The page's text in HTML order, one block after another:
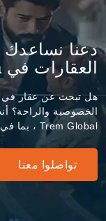
دعنا
العقارات في Mellieħa
الخصوصية والراحة؟
Trem Global ، بما في ذلك فقط أفضل العقارات في Mellieħa.
تواصلوا معنا